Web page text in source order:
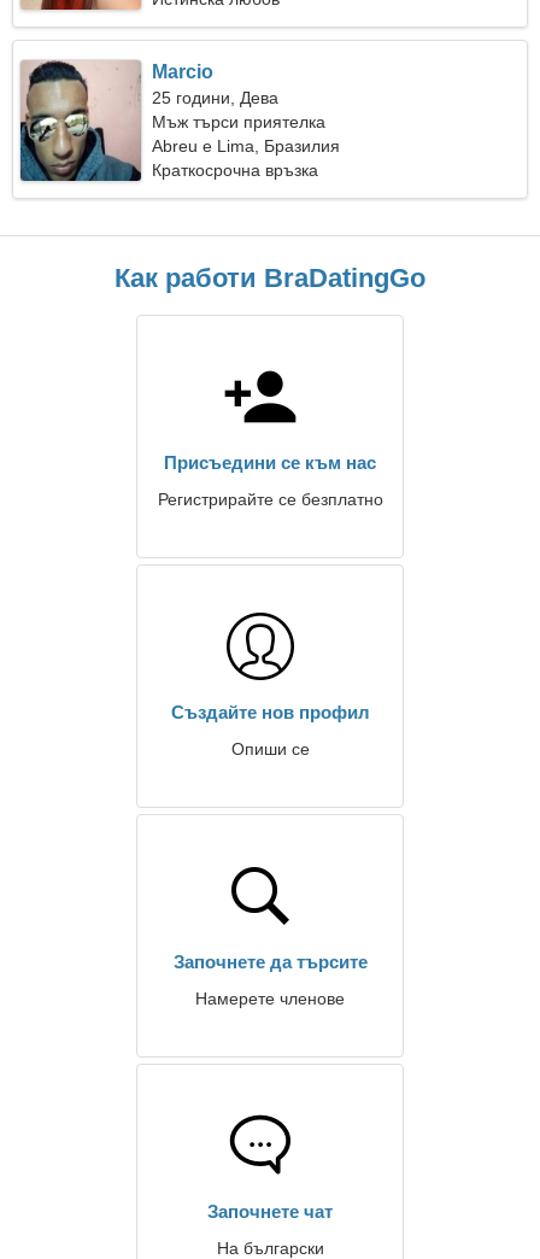
Marcio
25 години, Дева
Мъж търси приятелка
Abreu e Lima, Бразилия
Краткосрочна връзка
Как работи BraDatingGo
Присъедини се към нас
Регистрирайте се безплатно
Създайте нов профил
Опиши се
Започнете да търсите
Намерете членове
Започнете чат
На български